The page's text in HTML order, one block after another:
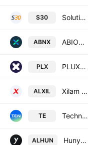
S30 Solutions 30 SE
ABNX ABIONYX Pharma SA
PLX PLUXEE N.V.
ALXIL Xilam Animation SA
TE Technip Energies NV
ALHUN Hunyvers